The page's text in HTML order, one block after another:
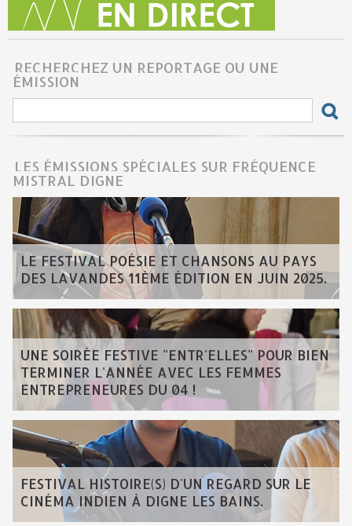
RECHERCHEZ UN REPORTAGE OU UNE
ÉMISSION
LES ÉMISSIONS SPÉCIALES SUR FRÉQUENCE
MISTRAL DIGNE
LE FESTIVAL POÉSIE ET CHANSONS AU PAYS
DES LAVANDES 11ÈME ÉDITION EN JUIN 2025.
UNE SOIRÉE FESTIVE "ENTR'ELLES" POUR BIEN
TERMINER L'ANNÉE AVEC LES FEMMES
ENTREPRENEURES DU 04 !
FESTIVAL HISTOIRE(S) D'UN REGARD SUR LE
CINÉMA INDIEN À DIGNE LES BAINS.